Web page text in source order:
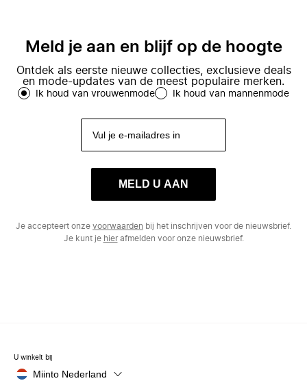
Meld je aan en blijf op de hoogte
Ontdek als eerste nieuwe collecties, exclusieve deals
en mode-updates van de meest populaire merken.
Ik houd van vrouwenmode Ik houd van mannenmode
MELD U AAN
Je accepteert onze voorwaarden bij het inschrijven voor de nieuwsbrief.
Je kunt je hierafmelden voor onze nieuwsbrief.
U winkelt bij
Miinto Nederland